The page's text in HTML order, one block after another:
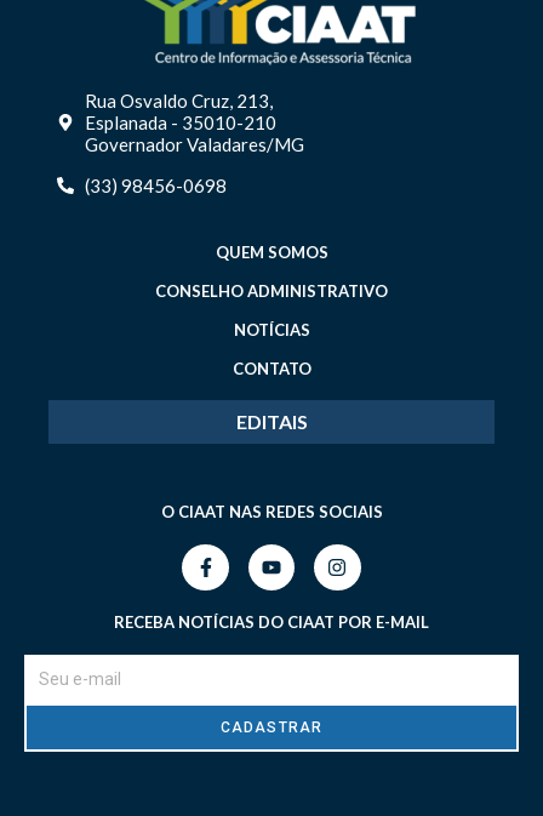
Rua Osvaldo Cruz, 213,
Esplanada - 35010-210
Governador Valadares/MG
(33) 98456-0698
QUEM SOMOS
CONSELHO ADMINISTRATIVO
NOTÍCIAS
CONTATO
EDITAIS
O CIAAT NAS REDES SOCIAIS
RECEBA NOTÍCIAS DO CIAAT POR E-MAIL
CADASTRAR